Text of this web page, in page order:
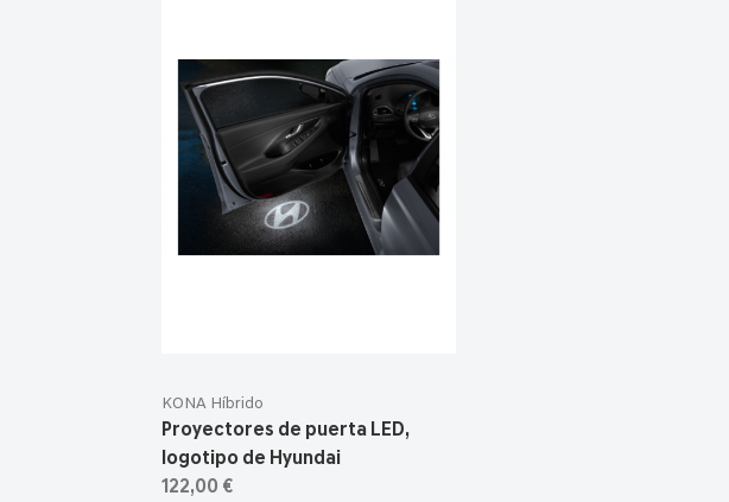
KONA Híbrido
Proyectores de puerta LED,
logotipo de Hyundai
122,00 €